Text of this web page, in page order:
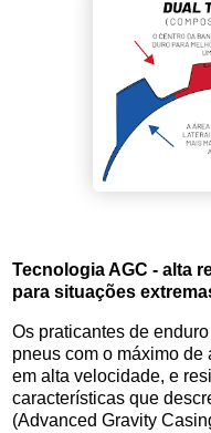
Tecnologia AGC - alta
para situações
Os praticantes de
pneus com o máximo
em alta velocidade, e
características que
(Advanced Gravity